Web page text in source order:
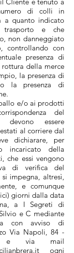
di colli in
a quanto indicato
e che
non danneggiato
controllando con
presenza di
della merce
la presenza di
la presenza di
e/o ai prodotti
del
essere
al corriere dal
dichiarare, per
incaricato della
che essi vengono
di verifica del
impegna, altresì,
e comunque
giorni dalla data
a I Segreti di
e C mediante
con avviso di
Via Napoli, 84 -
via mail
ogni